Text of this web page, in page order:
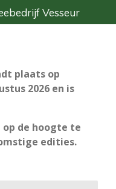
Vesseur
plaats op
2026 en is
de hoogte te
edities.